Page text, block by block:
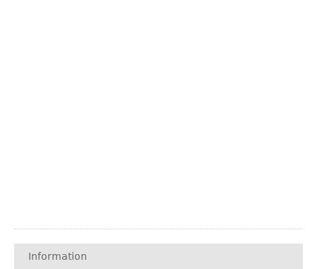
Information